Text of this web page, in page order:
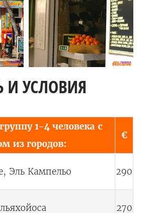
И УСЛОВИЯ
1-4 человекас
из городов:
€
Эль Кампельо 290
ьяхойоса 270